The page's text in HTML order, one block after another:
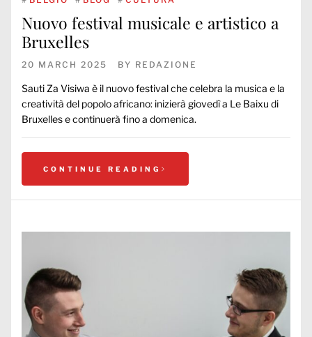
Nuovo festival musicale e artistico a
Bruxelles
20 MARCH 2025 BY REDAZIONE
Sauti Za Visiwa è il nuovo festival che celebra la musica e la
creatività del popolo africano: inizierà giovedì a Le Baixu di
Bruxelles e continuerà fino a domenica.
CONTINUE READING